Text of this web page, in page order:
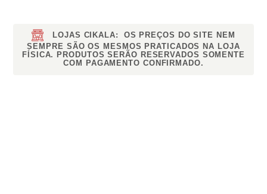
LOJAS CIKALA:
OS PREÇOS DO SITE NEM
SEMPRE SÃO OS MESMOS PRATICADOS NA LOJA
FÍSICA. PRODUTOS SERÃO RESERVADOS SOMENTE
COM PAGAMENTO CONFIRMADO.